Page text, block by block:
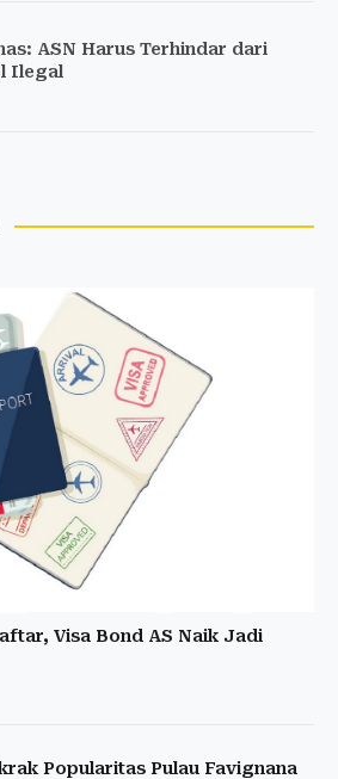
ASN Harus Terhindar dari
Ilegal
Visa Bond AS Naik Jadi
Popularitas Pulau Favignana